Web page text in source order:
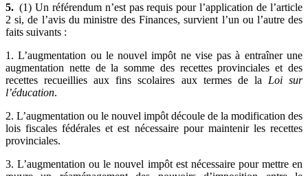
5. (1) Un référendum n’est pas requis pour l’application de l’article
2 si, de l’avis du ministre des Finances, survient l’un ou l’autre des
faits suivants :
1. L’augmentation ou le nouvel impôt ne vise pas à entraîner une
augmentation nette de la somme des recettes provinciales et des
recettes recueillies aux fins scolaires aux termes de la Loi sur
l’éducation.
2. L’augmentation ou le nouvel impôt découle de la modification des
lois fiscales fédérales et est nécessaire pour maintenir les recettes
provinciales.
3. L’augmentation ou le nouvel impôt est nécessaire pour mettre en